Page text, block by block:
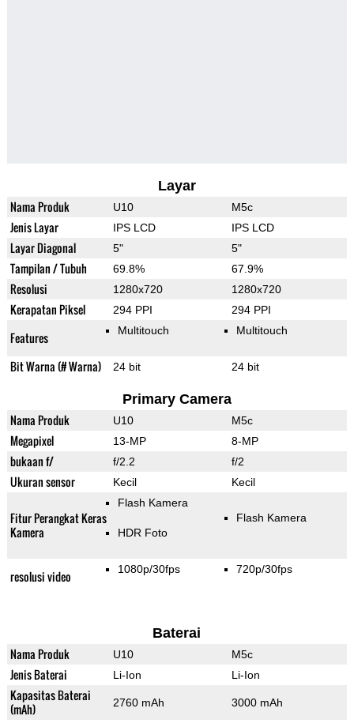
Layar
Nama Produk U10 M5c
Jenis Layar IPS LCD IPS LCD
Layar Diagonal 5" 5"
Tampilan / Tubuh 69.8% 67.9%
Resolusi 1280x720 1280x720
Kerapatan Piksel 294 PPI 294 PPI
Features Multitouch Multitouch
Bit Warna (# Warna) 24 bit 24 bit
Primary Camera
Nama Produk U10 M5c
Megapixel 13-MP 8-MP
bukaan f/ f/2.2 f/2
Ukuran sensor Kecil Kecil
Fitur Perangkat Keras
Kamera
Flash Kamera
HDR Foto
Flash Kamera
resolusi video 1080p/30fps 720p/30fps
Baterai
Nama Produk U10 M5c
Jenis Baterai Li-Ion Li-Ion
Kapasitas Baterai
(mAh)
2760 mAh 3000 mAh